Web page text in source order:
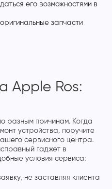
его возможностями в
запчасти
Apple Ros:
разным причинам. Когда
устройства, поручите
сервисного центра.
гаджет в
условия сервиса:
не заставляя клиента